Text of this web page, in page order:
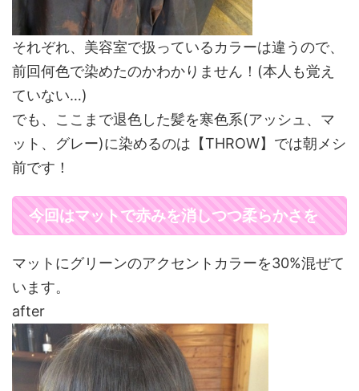
それぞれ、美容室で扱っているカラーは違うので、
前回何色で染めたのかわかりません！(本人も覚え
ていない…)
でも、ここまで退色した髪を寒色系(アッシュ、マ
ット、グレー)に染めるのは【THROW】では朝メシ
前です！
今回はマットで赤みを消しつつ柔らかさを
マットにグリーンのアクセントカラーを30%混ぜて
います。
after